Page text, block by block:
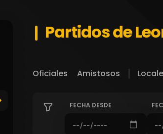
Partidos de
Oficiales Amistosos
FECHA DESDE